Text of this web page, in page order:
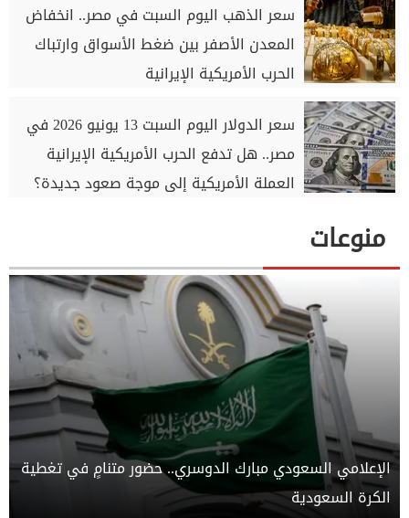
سعر الذهب اليوم السبت في مصر.. انخفاض
المعدن الأصفر بين ضغط الأسواق وارتباك
الحرب الأمريكية الإيرانية
سعر الدولار اليوم السبت 13 يونيو 2026 في
مصر.. هل تدفع الحرب الأمريكية الإيرانية
العملة الأمريكية إلى موجة صعود جديدة؟
منوعات
الإعلامي السعودي مبارك الدوسري.. حضور متنامٍ في تغطية
الكرة السعودية